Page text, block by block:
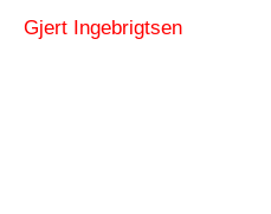
Gjert Ingebrigtsen